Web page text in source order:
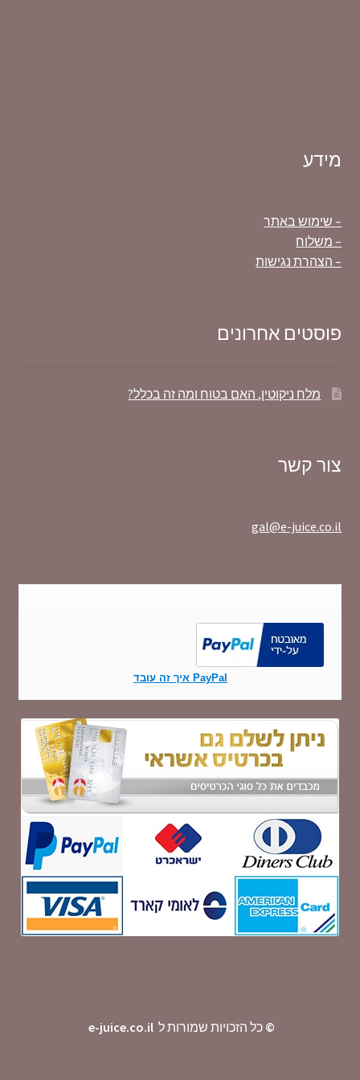
מידע
– שימוש באתר
– משלוח
– הצהרת נגישות
פוסטים אחרונים
מלח ניקוטין, האם בטוח ומה זה בכלל?
צור קשר
gal@e-juice.co.il
PayPal איך זה עובד
©כל הזכויות שמורות לe-juice.co.il